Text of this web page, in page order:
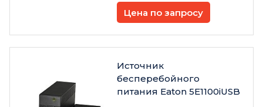
Цена по запросу
Источник
бесперебойного
питания Eaton 5E1100iUSB